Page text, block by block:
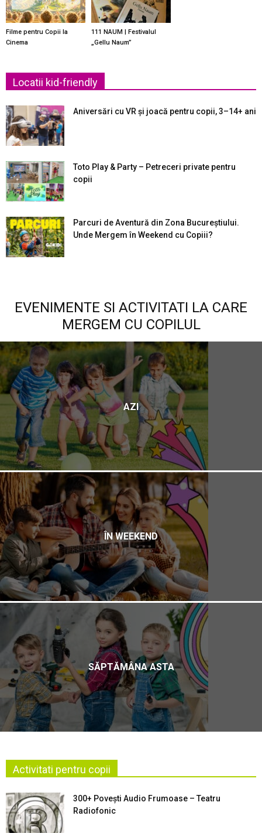
Filme pentru Copii la
Cinema
111 NAUM | Festivalul
„Gellu Naum”
Locatii kid-friendly
Aniversări cu VR și joacă pentru copii, 3–14+ ani
Toto Play & Party – Petreceri private pentru
copii
Parcuri de Aventură din Zona Bucureştiului.
Unde Mergem în Weekend cu Copiii?
EVENIMENTE SI ACTIVITATI LA CARE
MERGEM CU COPILUL
AZI
ÎN WEEKEND
SĂPTĂMÂNA ASTA
Activitati pentru copii
300+ Povești Audio Frumoase – Teatru
Radiofonic